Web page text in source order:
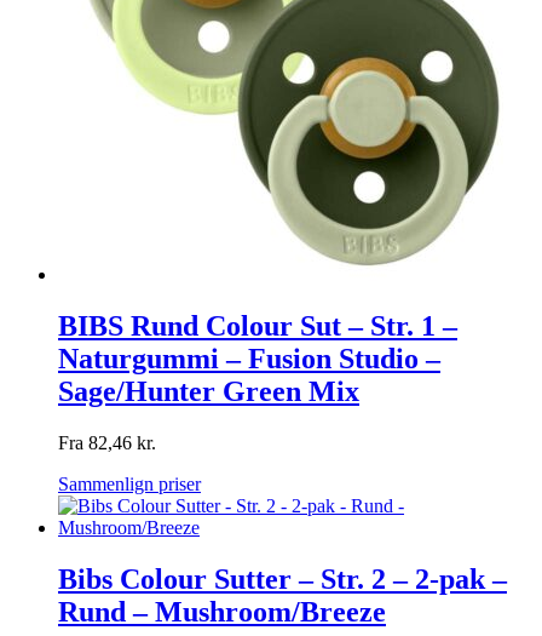
BIBS Rund Colour Sut – Str. 1 –
Naturgummi – Fusion Studio –
Sage/Hunter Green Mix
Fra 82,46 kr.
Sammenlign priser
Bibs Colour Sutter – Str. 2 – 2-pak –
Rund – Mushroom/Breeze